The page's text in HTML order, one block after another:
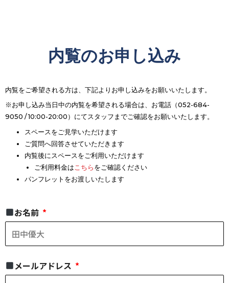
内覧のお申し込み
内覧をご希望される方は、下記よりお申し込みをお願いいたします。
※お申し込み当日中の内覧を希望される場合は、お電話（052-684-
9050 / 10:00-20:00）にてスタッフまでご確認をお願いいたします。
スペースをご見学いただけます
ご質問へ回答させていただきます
内覧後にスペースをご利用いただけます
ご利用料金は こちら をご確認ください
パンフレットをお渡しいたします
お名前
メールアドレス